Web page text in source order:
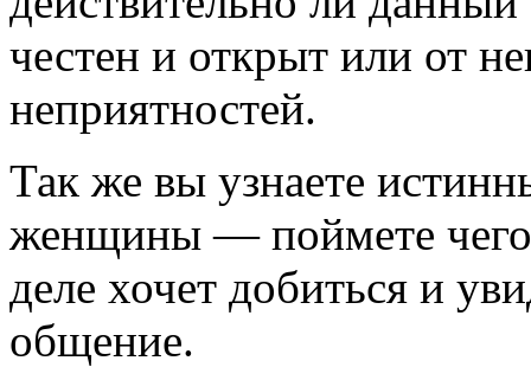
честен и открыт или от
неприятностей.
Так же вы узнаете
женщины — поймете чего
деле хочет добиться и
общение.